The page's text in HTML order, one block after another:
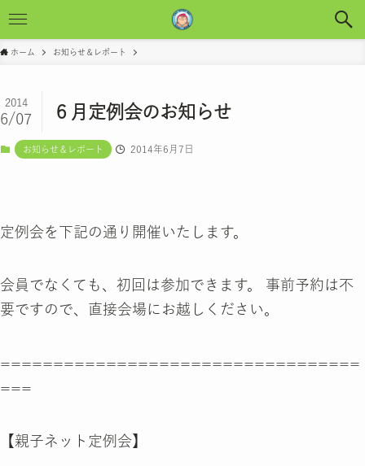
ホーム お知らせ＆レポート
６月定例会のお知らせ
2014
6/07
お知らせ＆レポート 2014年6月7日
定例会を下記の通り開催いたします。
会員でなくても、初回は参加できます。 事前予約は不
要ですので、直接会場にお越しください。
==================================
===
【親子ネット定例会】